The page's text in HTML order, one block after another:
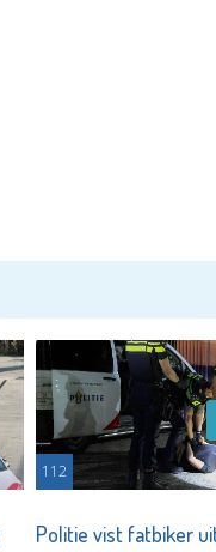
112
Politie vist fatbiker